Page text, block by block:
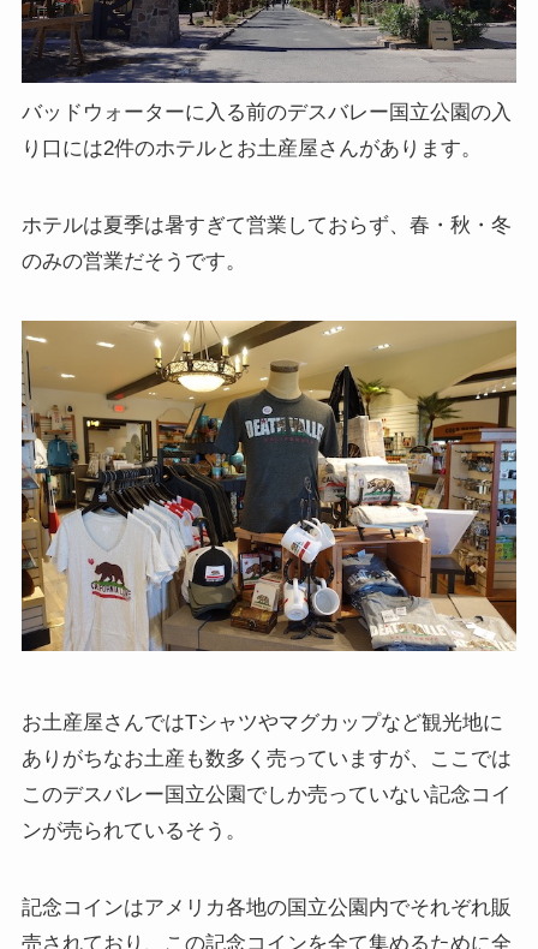
バッドウォーターに入る前のデスバレー国立公園の入
り口には2件のホテルとお土産屋さんがあります。
ホテルは夏季は暑すぎて営業しておらず、春・秋・冬
のみの営業だそうです。
お土産屋さんではTシャツやマグカップなど観光地に
ありがちなお土産も数多く売っていますが、ここでは
このデスバレー国立公園でしか売っていない記念コイ
ンが売られているそう。
記念コインはアメリカ各地の国立公園内でそれぞれ販
売されており、この記念コインを全て集めるために全